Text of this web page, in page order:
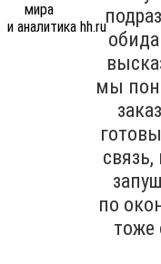
мы
связь,
по